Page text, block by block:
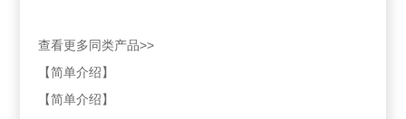
查看更多同类产品>>
【简单介绍】
【简单介绍】